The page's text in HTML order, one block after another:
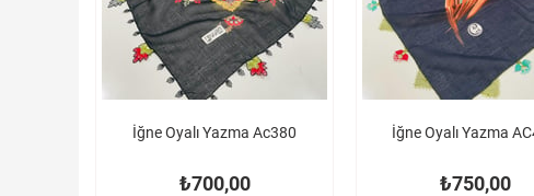
İğne Oyalı Yazma Ac380
₺700,00
İğne Oyalı Yazma
₺750,00